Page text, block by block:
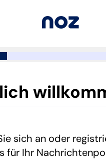
sich an oder
für Ihr